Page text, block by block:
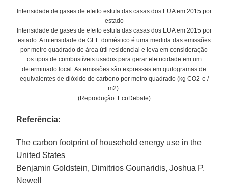
Intensidade de gases de efeito estufa das casas dos EUA em 2015 por
estado
Intensidade de gases de efeito estufa das casas dos EUA em 2015 por
estado. A intensidade de GEE doméstico é uma medida das emissões
por metro quadrado de área útil residencial e leva em consideração
os tipos de combustíveis usados para gerar eletricidade em um
determinado local. As emissões são expressas em quilogramas de
equivalentes de dióxido de carbono por metro quadrado (kg CO2-e /
m2).
(Reprodução: EcoDebate)
Referência:
The carbon footprint of household energy use in the
United States
Benjamin Goldstein, Dimitrios Gounaridis, Joshua P.
Newell